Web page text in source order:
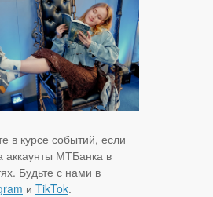
в курсе событий, если
аккаунты МТБанка в
Будьте с нами в
и TikTok.